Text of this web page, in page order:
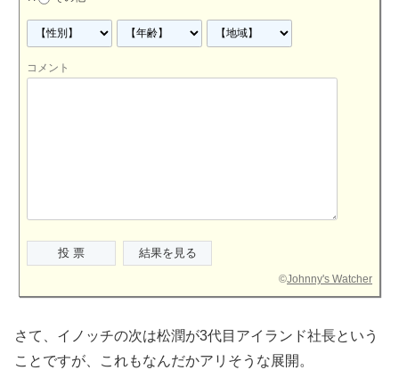
コメント
©Johnny's Watcher
さて、イノッチの次は松潤が3代目アイランド社長という
ことですが、これもなんだかアリそうな展開。